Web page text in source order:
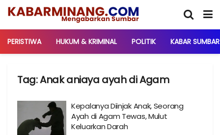
PERISTIWA HUKUM & KRIMINAL POLITIK KABAR SUMBAR
Tag:Anak aniaya ayah di Agam
Kepalanya Diinjak Anak, Seorang
Ayah di Agam Tewas, Mulut
Keluarkan Darah